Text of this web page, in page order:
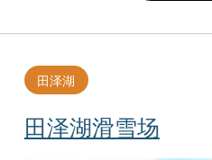
田泽湖滑雪场
田泽湖